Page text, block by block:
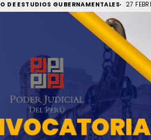
DE ESTUDIOS GUBERNAMENTALES 27